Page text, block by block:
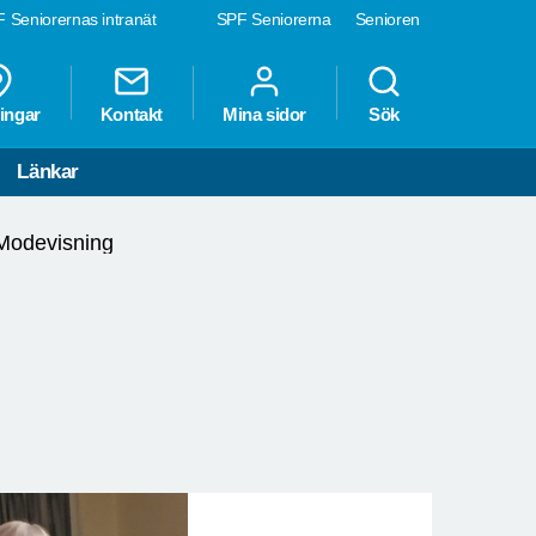
SPF Seniorerna Senioren
Seniorernas intranät
Kontakt Mina sidor Sök
Länkar